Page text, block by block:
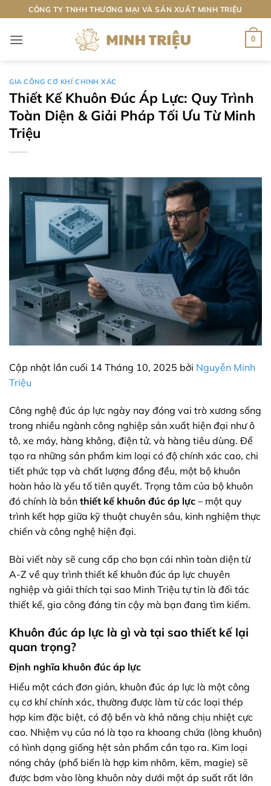
qua
nội
CÔNG TY TNHH THƯƠNG MẠI VÀ SẢN XUẤT MINH TRIỆU
0
GIA CÔNG CƠ KHÍ CHINH XÁC
Thiết Kế Khuôn Đúc Áp Lực: Quy Trình
Toàn Diện & Giải Pháp Tối Ưu Từ Minh
Triệu
Cập nhật lần cuối 14 Tháng 10, 2025 bởi Nguyễn Minh
Triệu
Công nghệ đúc áp lực ngày nay đóng vai trò xương sống
trong nhiều ngành công nghiệp sản xuất hiện đại như ô
tô, xe máy, hàng không, điện tử, và hàng tiêu dùng. Để
tạo ra những sản phẩm kim loại có độ chính xác cao, chi
tiết phức tạp và chất lượng đồng đều, một bộ khuôn
hoàn hảo là yếu tố tiên quyết. Trọng tâm của bộ khuôn
đó chính là bản thiết kế khuôn đúc áp lực – một quy
trình kết hợp giữa kỹ thuật chuyên sâu, kinh nghiệm thực
chiến và công nghệ hiện đại.
Bài viết này sẽ cung cấp cho bạn cái nhìn toàn diện từ
A-Z về quy trình thiết kế khuôn đúc áp lực chuyên
nghiệp và giải thích tại sao Minh Triệu tự tin là đối tác
thiết kế, gia công đáng tin cậy mà bạn đang tìm kiếm.
Khuôn đúc áp lực là gì và tại sao thiết kế lại
quan trọng?
Định nghĩa khuôn đúc áp lực
Hiểu một cách đơn giản, khuôn đúc áp lực là một công
cụ cơ khí chính xác, thường được làm từ các loại thép
hợp kim đặc biệt, có độ bền và khả năng chịu nhiệt cực
cao. Nhiệm vụ của nó là tạo ra khoang chứa (lòng khuôn)
có hình dạng giống hệt sản phẩm cần tạo ra. Kim loại
nóng chảy (phổ biến là hợp kim nhôm, kẽm, magie) sẽ
được bơm vào lòng khuôn này dưới một áp suất rất lớn